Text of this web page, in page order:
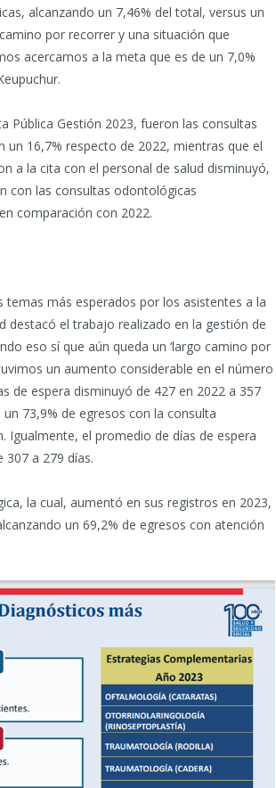
alcanzando un 7,46% del total, versus un
por recorrer y una situación que
acercarnos a la meta que es de un 7,0%
Pública Gestión 2023, fueron las consultas
16,7% respecto de 2022, mientras que el
a la cita con el personal de salud disminuyó,
con las consultas odontológicas
comparación con 2022.
más esperados por los asistentes a la
destacó el trabajo realizado en la gestión de
eso sí que aún queda un ‘largo camino por
un aumento considerable en el número
de espera disminuyó de 427 en 2022 a 357
73,9% de egresos con la consulta
Igualmente, el promedio de días de espera
a 279 días.
la cual, aumentó en sus registros en 2023,
un 69,2% de egresos con atención